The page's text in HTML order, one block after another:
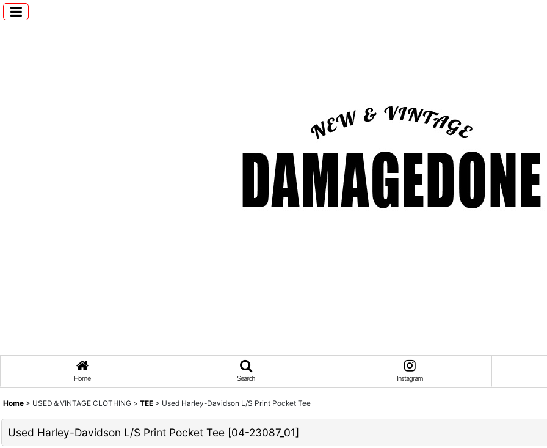
Home Search Instagram
Home > USED＆VINTAGE CLOTHING > TEE > Used Harley-Davidson L/S Print Pocket Tee
Used Harley-Davidson L/S Print Pocket Tee [04-23087_01]